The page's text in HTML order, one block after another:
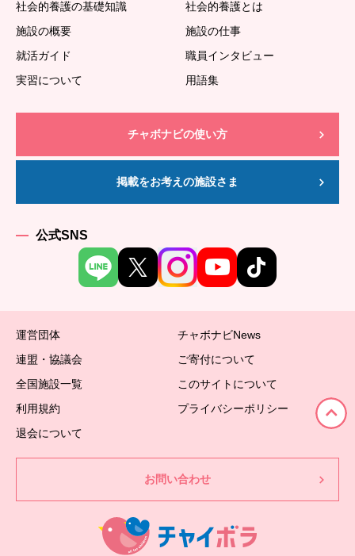
社会的養護の基礎知識
社会的養護とは
施設の概要
施設の仕事
就活ガイド
職員インタビュー
実習について
用語集
チャボナビの使い方
掲載をお考えの施設さま
公式SNS
運営団体
チャボナビNews
連盟・協議会
ご寄付について
全国施設一覧
このサイトについて
利用規約
プライバシーポリシー
退会について
お問い合わせ